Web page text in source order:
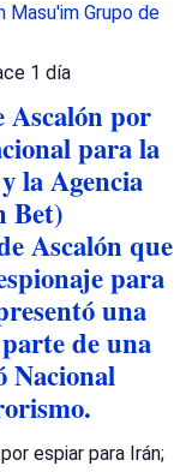
Masu'im Grupo de
1 día
Ascalón por
para la
la Agencia
Bet)
Ascalón que
para
una
de una
Nacional
espiar para Irán;